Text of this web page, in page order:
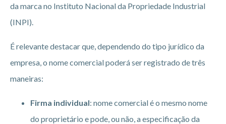
da marca no Instituto Nacional da Propriedade Industrial
(INPI).
É relevante destacar que, dependendo do tipo jurídico da
empresa, o nome comercial poderá ser registrado de três
maneiras:
Firma individual: nome comercial é o mesmo nome
do proprietário e pode, ou não, a especificação da